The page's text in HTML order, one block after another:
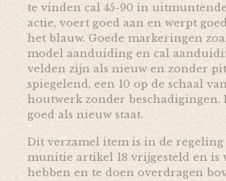
te vinden cal 45-90 in
actie, voert goed aan en werpt
het blauw. Goede markeringen
model aanduiding en cal
velden zijn als nieuw en zonder
spiegelend, een 10 op de schaal
houtwerk zonder beschadigingen.
goed als nieuw staat.
Dit verzamel item is in de regeling
munitie artikel 18 vrijgesteld en is
hebben en te doen overdragen